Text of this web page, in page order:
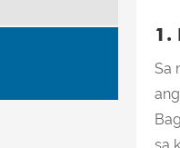
1.
Sa
sa